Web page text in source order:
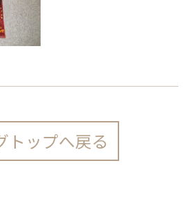
トップへ戻る